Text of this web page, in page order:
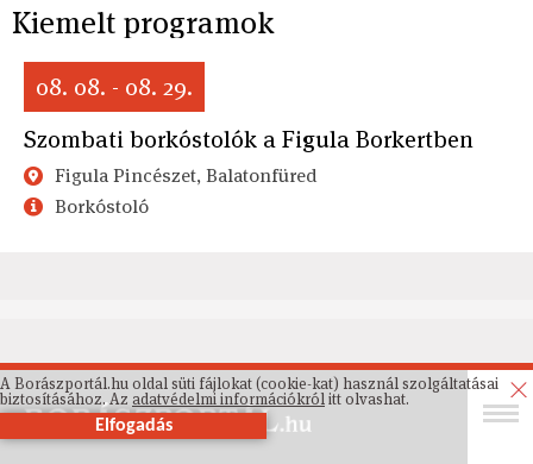
Kiemelt programok
08. 08. - 08. 29.
Szombati borkóstolók a Figula Borkertben
Figula Pincészet, Balatonfüred
Borkóstoló
A Borászportál.hu oldal süti fájlokat (cookie-kat) használ szolgáltatásai
biztosításához. Az adatvédelmi információkrólitt olvashat.
Elfogadás